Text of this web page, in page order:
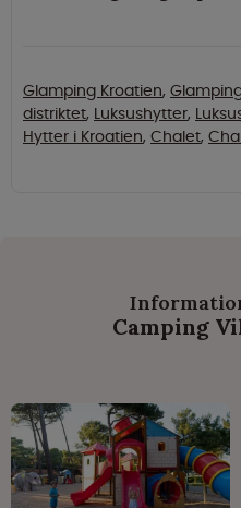
Glamping Kroatien,
distriktet, Luksushytter,
Hytter i Kroatien, Chalet,
Camping